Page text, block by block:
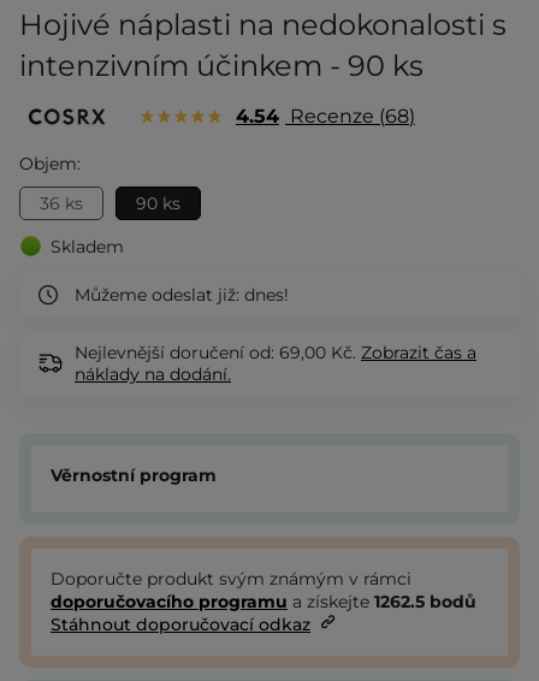
Hojivé náplasti na nedokonalosti s
intenzivním účinkem - 90 ks
4.54 Recenze 68
Objem:
36 ks
90 ks
Skladem
Můžeme odeslat již: dnes!
Nejlevnější doručení od: 69,00 Kč. Zobrazit čas a
náklady na dodání.
Věrnostní program
Doporučte produkt svým známým v rámci
doporučovacího programu a získejte 1262.5 bodů
Stáhnout doporučovací odkaz